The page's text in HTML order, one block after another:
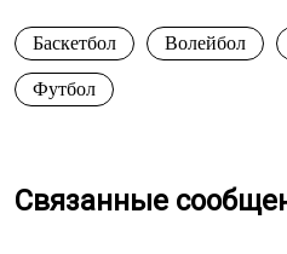
Баскетбол Волейбол
Футбол
Связанные